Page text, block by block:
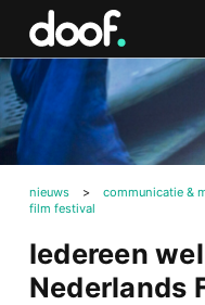
nieuws > communicatie &
film festival
Iedereen
Nederlands
Doof.nl